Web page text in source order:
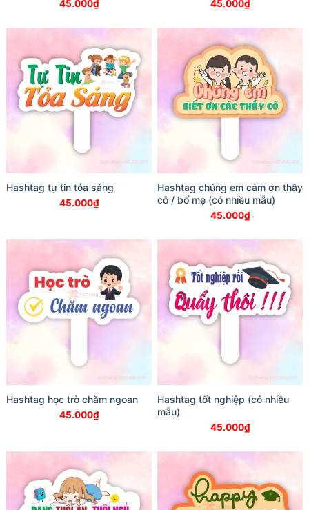
45.000₫ 45.000₫
Hashtag tự tin tỏa sáng
45.000₫
Hashtag chúng em cảm ơn thầy
cô / bố mẹ (có nhiều mẫu)
45.000₫
Hashtag học trò chăm ngoan
45.000₫
Hashtag tốt nghiệp (có nhiều
mẫu)
45.000₫